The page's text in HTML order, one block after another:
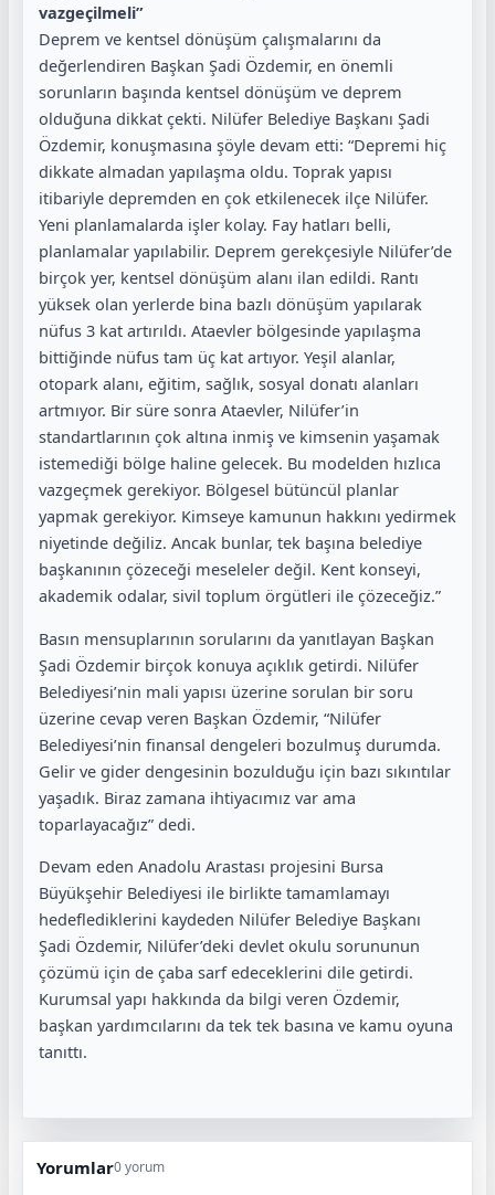
vazgeçilmeli”
Deprem ve kentsel dönüşüm çalışmalarını da
değerlendiren Başkan Şadi Özdemir, en önemli
sorunların başında kentsel dönüşüm ve deprem
olduğuna dikkat çekti. Nilüfer Belediye Başkanı Şadi
Özdemir, konuşmasına şöyle devam etti: “Depremi hiç
dikkate almadan yapılaşma oldu. Toprak yapısı
itibariyle depremden en çok etkilenecek ilçe Nilüfer.
Yeni planlamalarda işler kolay. Fay hatları belli,
planlamalar yapılabilir. Deprem gerekçesiyle Nilüfer’de
birçok yer, kentsel dönüşüm alanı ilan edildi. Rantı
yüksek olan yerlerde bina bazlı dönüşüm yapılarak
nüfus 3 kat artırıldı. Ataevler bölgesinde yapılaşma
bittiğinde nüfus tam üç kat artıyor. Yeşil alanlar,
otopark alanı, eğitim, sağlık, sosyal donatı alanları
artmıyor. Bir süre sonra Ataevler, Nilüfer’in
standartlarının çok altına inmiş ve kimsenin yaşamak
istemediği bölge haline gelecek. Bu modelden hızlıca
vazgeçmek gerekiyor. Bölgesel bütüncül planlar
yapmak gerekiyor. Kimseye kamunun hakkını yedirmek
niyetinde değiliz. Ancak bunlar, tek başına belediye
başkanının çözeceği meseleler değil. Kent konseyi,
akademik odalar, sivil toplum örgütleri ile çözeceğiz.”
Basın mensuplarının sorularını da yanıtlayan Başkan
Şadi Özdemir birçok konuya açıklık getirdi. Nilüfer
Belediyesi’nin mali yapısı üzerine sorulan bir soru
üzerine cevap veren Başkan Özdemir, “Nilüfer
Belediyesi’nin finansal dengeleri bozulmuş durumda.
Gelir ve gider dengesinin bozulduğu için bazı sıkıntılar
yaşadık. Biraz zamana ihtiyacımız var ama
toparlayacağız” dedi.
Devam eden Anadolu Arastası projesini Bursa
Büyükşehir Belediyesi ile birlikte tamamlamayı
hedeflediklerini kaydeden Nilüfer Belediye Başkanı
Şadi Özdemir, Nilüfer’deki devlet okulu sorununun
çözümü için de çaba sarf edeceklerini dile getirdi.
Kurumsal yapı hakkında da bilgi veren Özdemir,
başkan yardımcılarını da tek tek basına ve kamu oyuna
tanıttı.
Yorumlar0 yorum